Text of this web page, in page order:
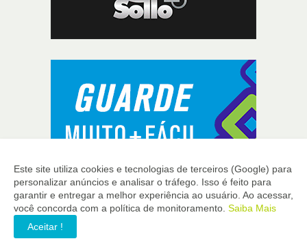
Este site utiliza cookies e tecnologias de terceiros (Google) para
personalizar anúncios e analisar o tráfego. Isso é feito para
garantir e entregar a melhor experiência ao usuário. Ao acessar,
você concorda com a política de monitoramento. Saiba Mais
Aceitar !